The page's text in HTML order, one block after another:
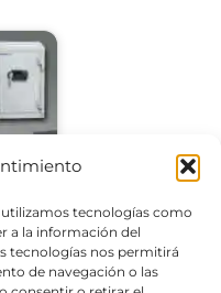
utilizamos tecnologías como
a la información del
tecnologías nos permitirá
de navegación o las
Fuerte